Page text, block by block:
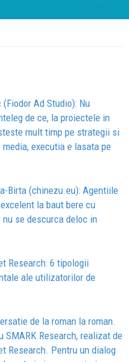
(Fiodor Ad Studio): Nu
de ce, la proiectele in
mult timp pe strategii si
executia e lasata pe
Birta (chinezu.eu): Agentiile
la baut bere cu
nu se descurca deloc in
Research: 6 tipologii
ale utilizatorilor de
de la roman la roman.
SMARK Research, realizat de
Research. Pentru un dialog